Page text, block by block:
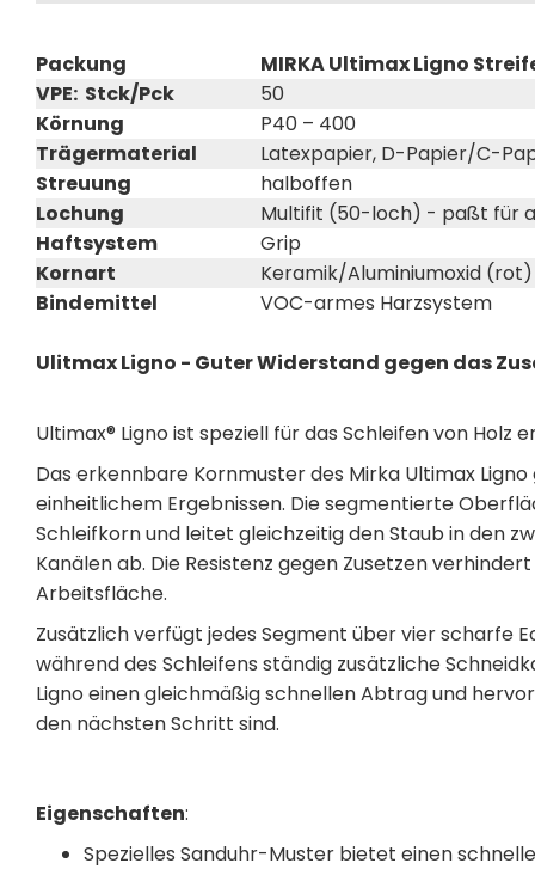
Packung
MIRKA Ultimax Ligno
VPE: Stck/Pck
50
Körnung
P40 – 400
Trägermaterial
Latexpapier, D-Papier/C-
Streuung
halboffen
Lochung
Multifit (50-loch) - paßt für
Haftsystem
Grip
Kornart
Keramik/Aluminiumoxid (rot)
Bindemittel
VOC-armes Harzsystem
Ulitmax Ligno - Guter Widerstand gegen das
Ultimax® Ligno ist speziell für das Schleifen von Holz
Das erkennbare Kornmuster des Mirka Ultimax
einheitlichem Ergebnissen. Die segmentierte
Schleifkorn und leitet gleichzeitig den Staub in den
Kanälen ab. Die Resistenz gegen Zusetzen
Arbeitsfläche.
Zusätzlich verfügt jedes Segment über vier scharfe
während des Schleifens ständig zusätzliche
Ligno einen gleichmäßig schnellen Abtrag und
den nächsten Schritt sind.
Eigenschaften:
Spezielles Sanduhr-Muster bietet einen